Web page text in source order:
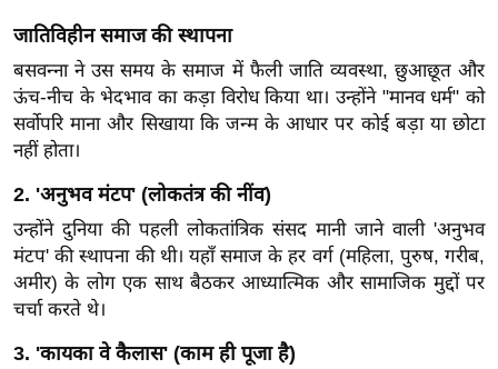
मि
ल
बे
सा
ल
श
ख्सि
य
जातिविहीन समाज की स्थापना
बसवन्ना ने उस समय के समाज में फैली जाति व्यवस्था, छुआछूत और
ऊंच-नीच के भेदभाव का कड़ा विरोध किया था। उन्होंने "मानव धर्म" को
सर्वोपरि माना और सिखाया कि जन्म के आधार पर कोई बड़ा या छोटा
नहीं होता।
2. 'अनुभव मंटप' (लोकतंत्र की नींव)
उन्होंने दुनिया की पहली लोकतांत्रिक संसद मानी जाने वाली 'अनुभव
मंटप' की स्थापना की थी। यहाँ समाज के हर वर्ग (महिला, पुरुष, गरीब,
अमीर) के लोग एक साथ बैठकर आध्यात्मिक और सामाजिक मुद्दों पर
चर्चा करते थे।
3. 'कायका वे कैलास' (काम ही पूजा है)